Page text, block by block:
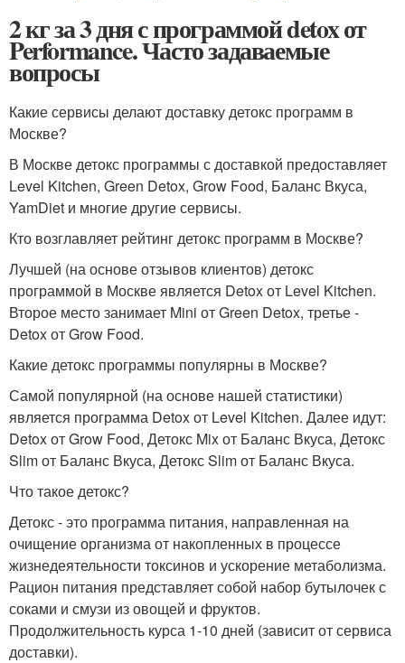
2 кг за 3 дня с программой detox от
Performance. Часто задаваемые
вопросы
Какие сервисы делают доставку детокс программ в
Москве?
В Москве детокс программы с доставкой предоставляет
Level Kitchen, Green Detox, Grow Food, Баланс Вкуса,
YamDiet и многие другие сервисы.
Кто возглавляет рейтинг детокс программ в Москве?
Лучшей (на основе отзывов клиентов) детокс
программой в Москве является Detox от Level Kitchen.
Второе место занимает Mini от Green Detox, третье -
Detox от Grow Food.
Какие детокс программы популярны в Москве?
Самой популярной (на основе нашей статистики)
является программа Detox от Level Kitchen. Далее идут:
Detox от Grow Food, Детокс Mix от Баланс Вкуса, Детокс
Slim от Баланс Вкуса, Детокс Slim от Баланс Вкуса.
Что такое детокс?
Детокс - это программа питания, направленная на
очищение организма от накопленных в процессе
жизнедеятельности токсинов и ускорение метаболизма.
Рацион питания представляет собой набор бутылочек с
соками и смузи из овощей и фруктов.
Продолжительность курса 1-10 дней (зависит от сервиса
доставки).